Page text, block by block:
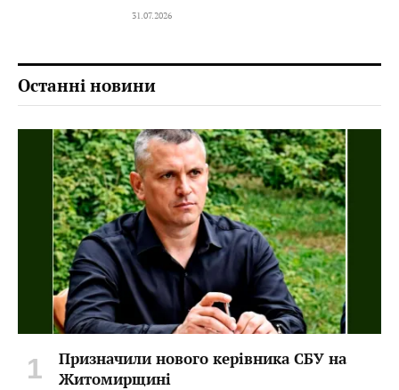
31.07.2026
Останні новини
Призначили нового керівника СБУ на
Житомирщині